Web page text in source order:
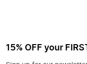
15% OFF your